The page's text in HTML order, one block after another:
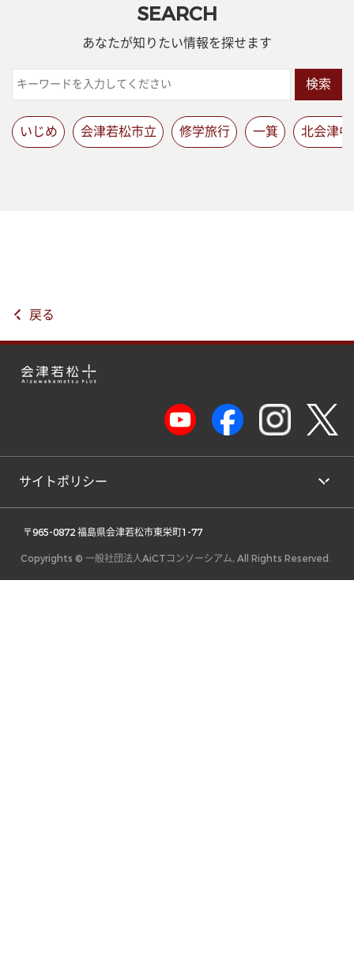
SEARCH
あなたが知りたい情報を探せます
検索
いじめ 会津若松市立 修学旅行 一箕 北会津中
戻る
サイトポリシー
〒965-0872 福島県会津若松市東栄町1-77
Copyrights © 一般社団法人AiCTコンソーシアム, All Rights Reserved.